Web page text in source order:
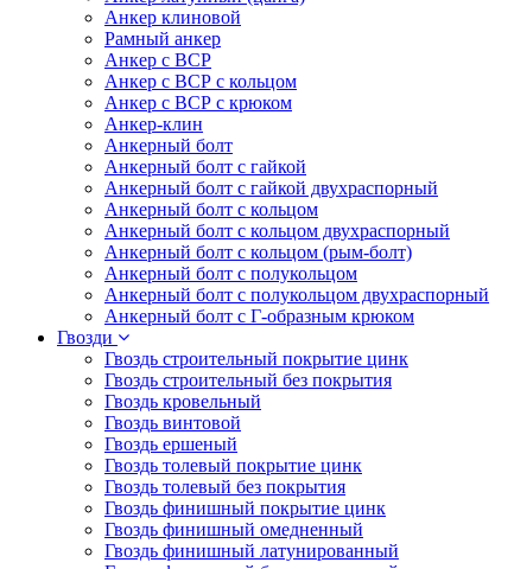
Анкер клиновой
Рамный анкер
Анкер с ВСР
Анкер с ВСР с кольцом
Анкер с ВСР с крюком
Анкер-клин
Анкерный болт
Анкерный болт с гайкой
Анкерный болт с гайкой двухраспорный
Анкерный болт с кольцом
Анкерный болт с кольцом двухраспорный
Анкерный болт с кольцом (рым-болт)
Анкерный болт с полукольцом
Анкерный болт с полукольцом двухраспорный
Анкерный болт с Г-образным крюком
Гвозди
Гвоздь строительный покрытие цинк
Гвоздь строительный без покрытия
Гвоздь кровельный
Гвоздь винтовой
Гвоздь ершеный
Гвоздь толевый покрытие цинк
Гвоздь толевый без покрытия
Гвоздь финишный покрытие цинк
Гвоздь финишный омедненный
Гвоздь финишный латунированный